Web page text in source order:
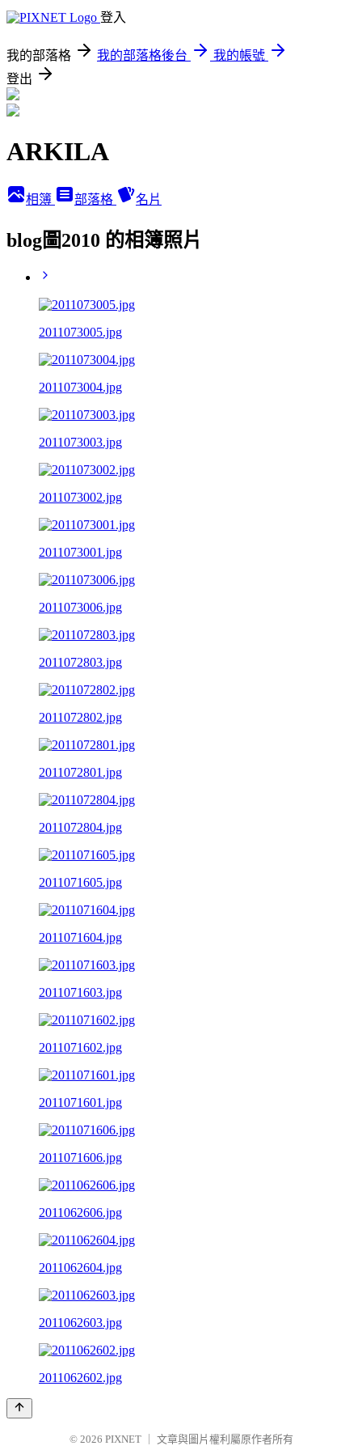
登入
我的部落格 我的部落格後台
我的帳號
登出
ARKILA
相簿 部落格 名片
blog圖2010 的相簿照片
2011073005.jpg
2011073004.jpg
2011073003.jpg
2011073002.jpg
2011073001.jpg
2011073006.jpg
2011072803.jpg
2011072802.jpg
2011072801.jpg
2011072804.jpg
2011071605.jpg
2011071604.jpg
2011071603.jpg
2011071602.jpg
2011071601.jpg
2011071606.jpg
2011062606.jpg
2011062604.jpg
2011062603.jpg
2011062602.jpg
© 2026 PIXNET
文章與圖片權利屬原作者所有